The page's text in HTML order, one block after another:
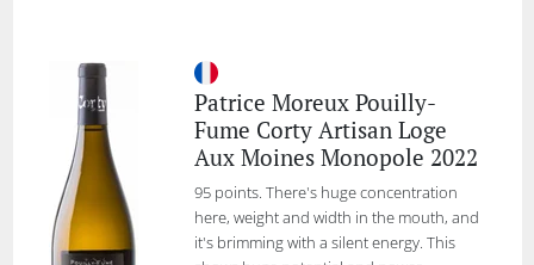
Patrice Moreux Pouilly-
Fume Corty Artisan Loge
Aux Moines Monopole 2022
95 points. There's huge concentration
here, weight and width in the mouth, and
it's brimming with a silent energy. This